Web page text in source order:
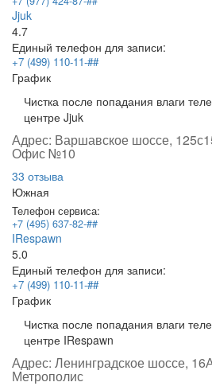
Jjuk
4.7
Единый телефон для записи:
+7 (499) 110-11-##
График
Чистка после попадания влаги
центре Jjuk
Адрес: Варшавское шоссе,
Офис №10
33 отзыва
Южная
Телефон сервиса:
+7 (495) 637-82-##
IRespawn
5.0
Единый телефон для записи:
+7 (499) 110-11-##
График
Чистка после попадания влаги
центре IRespawn
Адрес: Ленинградское шоссе,
Метрополис